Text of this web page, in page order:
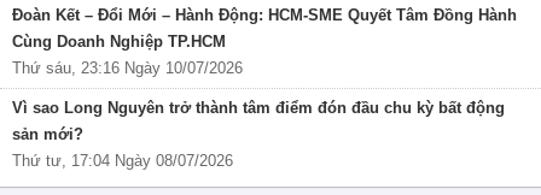
Đoàn Kết – Đổi Mới – Hành Động: HCM-SME Quyết Tâm Đồng Hành
Cùng Doanh Nghiệp TP.HCM
Thứ sáu, 23:16 Ngày 10/07/2026
Vì sao Long Nguyên trở thành tâm điểm đón đầu chu kỳ bất động
sản mới?
Thứ tư, 17:04 Ngày 08/07/2026